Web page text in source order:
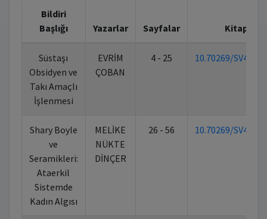
Bildiri
Başlığı
Yazarlar Sayfalar Kitap DOI
Süstaşı
Obsidyen ve
Takı Amaçlı
İşlenmesi
EVRİM
ÇOBAN
4 - 25 10.70269/
Shary Boyle
ve
Seramikleri:
Ataerkil
Sistemde
Kadın Algısı
MELİKE
NÜKTE
DİNÇER
26 - 56 10.70269/